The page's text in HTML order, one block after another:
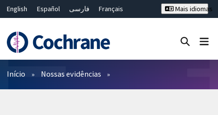
English Español فارسی
Français
Bahasa Malaysia
ไทย 繁體中文
Mais idiomas
Filtros
Início Nossas evidências